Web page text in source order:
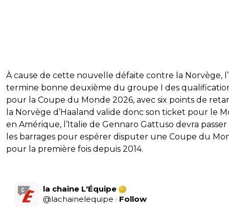
À cause de cette nouvelle défaite contre la Norvège,
termine bonne deuxième du groupe I des
pour la Coupe du Monde 2026, avec six points de
la Norvège d’Haaland valide donc son ticket pour le
en Amérique, l’Italie de Gennaro Gattuso devra
les barrages pour espérer disputer une Coupe du
pour la première fois depuis 2014.
la chaine L'Équipe
@lachainelequipe · Follow